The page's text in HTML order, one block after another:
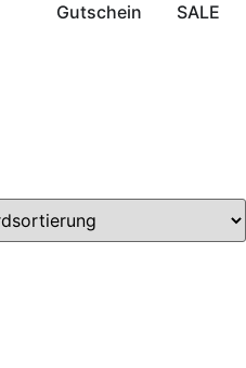
Gutschein SALE